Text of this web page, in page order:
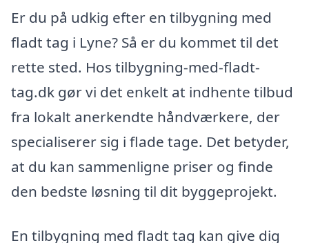
Er du på udkig efter en tilbygning med
fladt tag i Lyne? Så er du kommet til det
rette sted. Hos tilbygning-med-fladt-
tag.dk gør vi det enkelt at indhente tilbud
fra lokalt anerkendte håndværkere, der
specialiserer sig i flade tage. Det betyder,
at du kan sammenligne priser og finde
den bedste løsning til dit byggeprojekt.
En tilbygning med fladt tag kan give dig